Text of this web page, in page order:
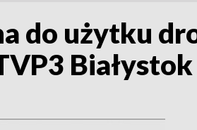
do użytku
Białystok